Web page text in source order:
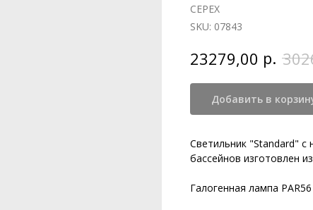
CEPEX
SKU: 07843
23279,00 р.
Добавить в
Светильник "Standard"
бассейнов изготовлен
Галогенная лампа